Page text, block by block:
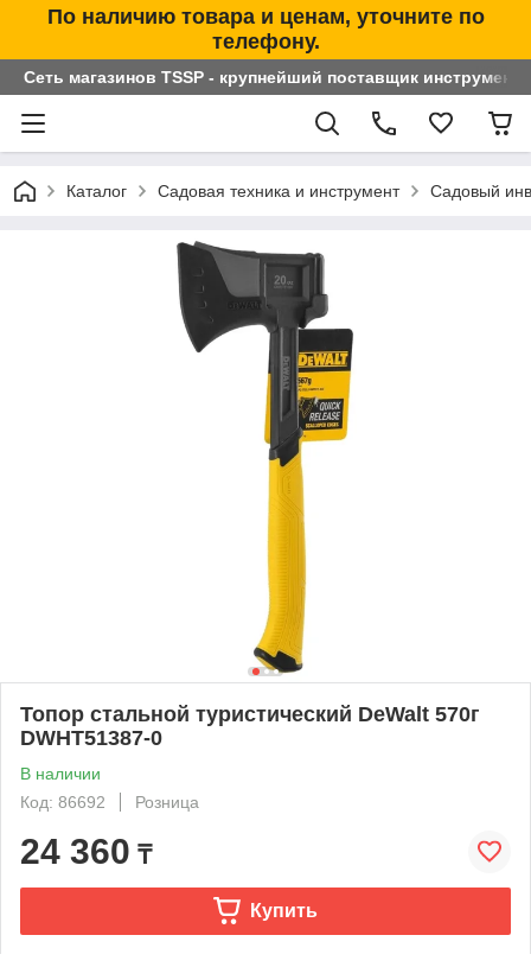
По наличию товара и ценам, уточните по
телефону.
Сеть магазинов TSSP - крупнейший поставщик
Каталог Садовая техника и инструмент Садовый
Топор стальной туристический DeWalt 570г
DWHT51387-0
В наличии
Код: 86692
Розница
24 360 ₸
Купить